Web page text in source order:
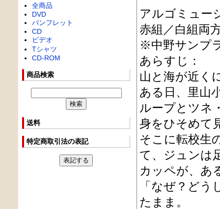
全商品
DVD
パンフレット
CD
ビデオ
Tシャツ
CD-ROM
商品検索
送料
特定商取引法の表記
アルゴミュー
赤組／白組両
※中野サンプ
あらすじ：
山と海が近く
ある日、里山
ループとツネ
身をひそめて
そこに転校生
て、ジュン
カッペが、あ
「なぜ？ど
たまま。